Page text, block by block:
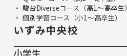
駿台Diverseコース（高1～高卒生）
個別学習コース（小1～高卒生）
いずみ中央校
小学生